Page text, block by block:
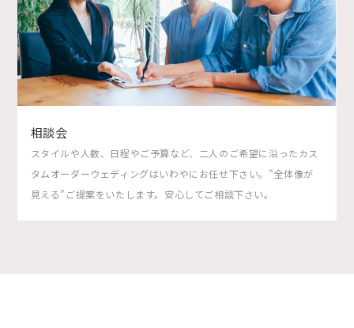
相談会
スタイルや人数、日程やご予算など、二人のご希望に沿ったカス
タムオーダーウェディングはいわやにお任せ下さい。"全体像が
見える”ご提案をいたします。安心してご相談下さい。